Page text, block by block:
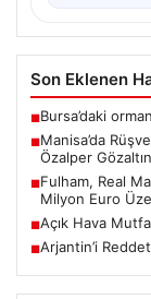
Son Eklenen
■Bursa’daki
■Manisa’da
Özalper
■Fulham, Real
Milyon Euro
■Açık Hava
■Arjantin’i